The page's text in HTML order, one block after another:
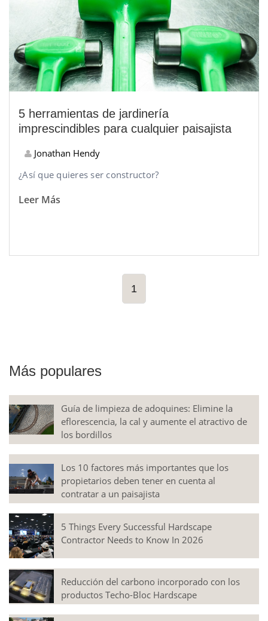
5 herramientas de jardinería
imprescindibles para cualquier paisajista
Jonathan Hendy
¿Así que quieres ser constructor?
Leer Más
1
Más populares
Guía de limpieza de adoquines: Elimine la
eflorescencia, la cal y aumente el atractivo de
los bordillos
Los 10 factores más importantes que los
propietarios deben tener en cuenta al
contratar a un paisajista
5 Things Every Successful Hardscape
Contractor Needs to Know In 2026
Reducción del carbono incorporado con los
productos Techo-Bloc Hardscape